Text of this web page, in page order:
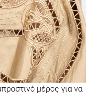
μέρος για να